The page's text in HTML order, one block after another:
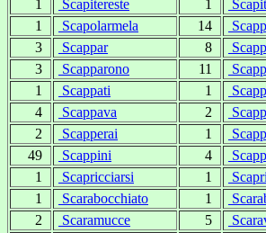
1 Scapitereste 1
1
Scapolarmela 14
3
Scappar 8
3
Scapparono 11
1
Scappati 1
4
Scappava 2
2
Scapperai 1
49
Scappini 4
1
Scapricciarsi 1
1
Scarabocchiato 1
2
Scaramucce 5